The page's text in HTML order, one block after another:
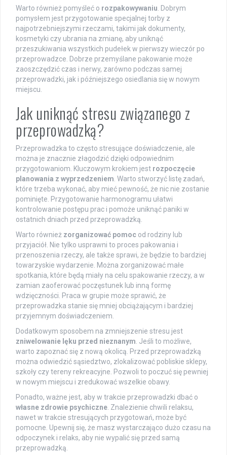
Warto również pomyśleć o rozpakowywaniu . Dobrym
pomysłem jest przygotowanie specjalnej torby z
najpotrzebniejszymi rzeczami, takimi jak dokumenty,
kosmetyki czy ubrania na zmianę, aby uniknąć
przeszukiwania wszystkich pudełek w pierwszy wieczór po
przeprowadzce. Dobrze przemyślane pakowanie może
zaoszczędzić czas i nerwy, zarówno podczas samej
przeprowadzki, jak i późniejszego osiedlania się w nowym
miejscu.
Jak uniknąć stresu związanego z
przeprowadzką?
Przeprowadzka to często stresujące doświadczenie, ale
można je znacznie złagodzić dzięki odpowiednim
przygotowaniom. Kluczowym krokiem jest rozpoczęcie
planowania z wyprzedzeniem . Warto stworzyć listę zadań,
które trzeba wykonać, aby mieć pewność, że nic nie zostanie
pominięte. Przygotowanie harmonogramu ułatwi
kontrolowanie postępu prac i pomoże uniknąć paniki w
ostatnich dniach przed przeprowadzką.
Warto również zorganizować pomoc od rodziny lub
przyjaciół. Nie tylko usprawni to proces pakowania i
przenoszenia rzeczy, ale także sprawi, że będzie to bardziej
towarzyskie wydarzenie. Można zorganizować małe
spotkania, które będą miały na celu spakowanie rzeczy, a w
zamian zaoferować poczęstunek lub inną formę
wdzięczności. Praca w grupie może sprawić, że
przeprowadzka stanie się mniej obciążającym i bardziej
przyjemnym doświadczeniem.
Dodatkowym sposobem na zmniejszenie stresu jest
zniwelowanie lęku przed nieznanym . Jeśli to możliwe,
warto zapoznać się z nową okolicą. Przed przeprowadzką
można odwiedzić sąsiedztwo, zlokalizować pobliskie sklepy,
szkoły czy tereny rekreacyjne. Pozwoli to poczuć się pewniej
w nowym miejscu i zredukować wszelkie obawy.
Ponadto, ważne jest, aby w trakcie przeprowadzki dbać o
własne zdrowie psychiczne . Znalezienie chwili relaksu,
nawet w trakcie stresujących przygotowań, może być
pomocne. Upewnij się, że masz wystarczająco dużo czasu na
odpoczynek i relaks, aby nie wypalić się przed samą
przeprowadzką.